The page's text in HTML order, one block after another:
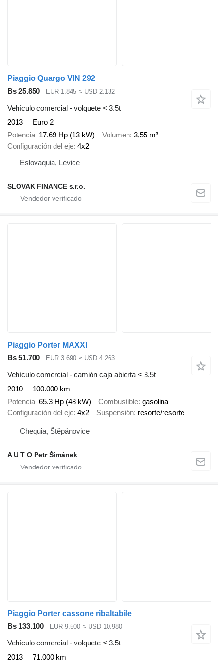
Piaggio Quargo VIN 292
Bs 25.850
EUR 1.845 ≈ USD 2.132
Vehículo comercial - volquete < 3.5t
2013
Euro 2
Potencia 17.69 Hp (13 kW) Volumen 3,55 m³
Configuración del eje 4x2
Eslovaquia, Levice
SLOVAK FINANCE s.r.o.
Piaggio Porter MAXXI
Bs 51.700
EUR 3.690 ≈ USD 4.263
Vehículo comercial - camión caja abierta < 3.5t
2010
100.000 km
Potencia 65.3 Hp (48 kW) Combustible gasolina
Configuración del eje 4x2 Suspensión resorte/resorte
Chequia, Štěpánovice
A U T O Petr Šimánek
Piaggio Porter cassone ribaltabile
Bs 133.100
EUR 9.500 ≈ USD 10.980
Vehículo comercial - volquete < 3.5t
2013
71.000 km